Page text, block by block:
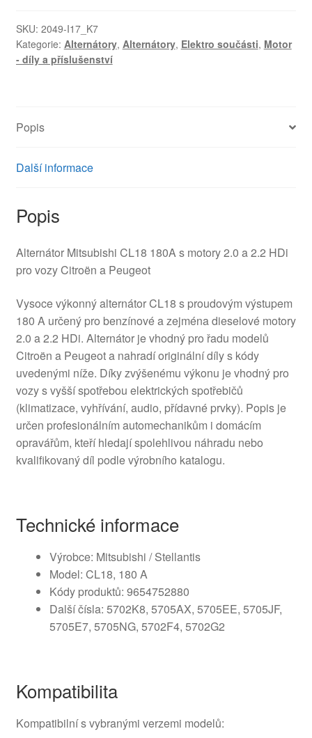
Citroën
Peugeot
180A
SKU: 2049-I17_K7
Kategorie: Alternátory, Alternátory, Elektro součásti, Motor
- díly a příslušenství
Popis
Další informace
Popis
Alternátor Mitsubishi CL18 180A s motory 2.0 a 2.2 HDi
pro vozy Citroën a Peugeot
Vysoce výkonný alternátor CL18 s proudovým výstupem
180 A určený pro benzínové a zejména dieselové motory
2.0 a 2.2 HDi. Alternátor je vhodný pro řadu modelů
Citroën a Peugeot a nahradí originální díly s kódy
uvedenými níže. Díky zvýšenému výkonu je vhodný pro
vozy s vyšší spotřebou elektrických spotřebičů
(klimatizace, vyhřívání, audio, přídavné prvky). Popis je
určen profesionálním automechanikům i domácím
opravářům, kteří hledají spolehlivou náhradu nebo
kvalifikovaný díl podle výrobního katalogu.
Technické informace
Výrobce: Mitsubishi / Stellantis
Model: CL18, 180 A
Kódy produktů: 9654752880
Další čísla: 5702K8, 5705AX, 5705EE, 5705JF,
5705E7, 5705NG, 5702F4, 5702G2
Kompatibilita
Kompatibilní s vybranými verzemi modelů: